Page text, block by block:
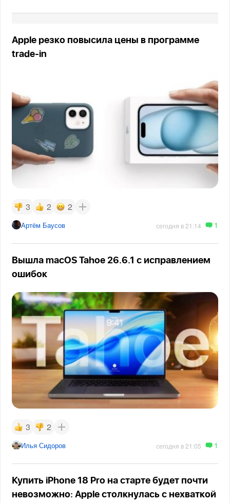
Apple резко повысила цены в программе
trade-in
3 2 2
Артём Баусов сегодня в 21:14 1
Вышла macOS Tahoe 26.6.1 с исправлением
ошибок
3 2
Илья Сидоров сегодня в 21:05 1
Купить iPhone 18 Pro на старте будет почти
невозможно: Apple столкнулась с нехваткой